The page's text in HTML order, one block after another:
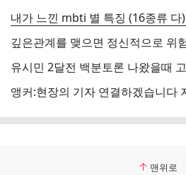
내가 느낀 mbti 별 특징 (16종류 다)
맨위로